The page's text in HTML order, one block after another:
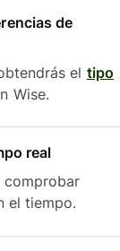
de
el tipo
Wise.
real
comprobar
el tiempo.